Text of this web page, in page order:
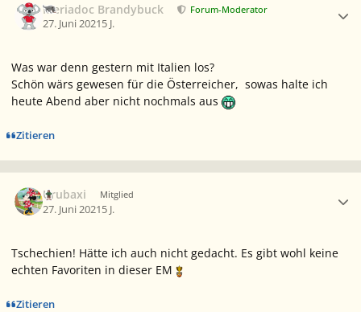
Meriadoc Brandybuck Forum-Moderator
27. Juni 20215 J.
Was war denn gestern mit Italien los?
Schön wärs gewesen für die Österreicher, sowas halte ich
heute Abend aber nicht nochmals aus
Zitieren
Urubaxi Mitglied
27. Juni 20215 J.
Tschechien! Hätte ich auch nicht gedacht. Es gibt wohl keine
echten Favoriten in dieser EM
Zitieren